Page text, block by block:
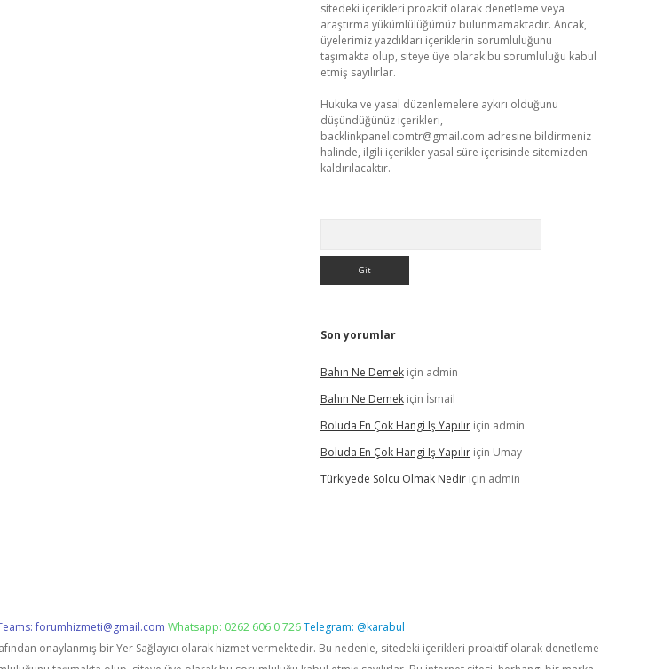
sitedeki içerikleri proaktif olarak denetleme veya
araştırma yükümlülüğümüz bulunmamaktadır. Ancak,
üyelerimiz yazdıkları içeriklerin sorumluluğunu
taşımakta olup, siteye üye olarak bu sorumluluğu kabul
etmiş sayılırlar.
Hukuka ve yasal düzenlemelere aykırı olduğunu
düşündüğünüz içerikleri,
backlinkpanelicomtr@gmail.com adresine bildirmeniz
halinde, ilgili içerikler yasal süre içerisinde sitemizden
kaldırılacaktır.
Son yorumlar
Bahın Ne Demekiçin admin
Bahın Ne Demekiçin İsmail
Boluda En Çok Hangi Iş Yapılıriçin admin
Boluda En Çok Hangi Iş Yapılıriçin Umay
Türkiyede Solcu Olmak Nediriçin admin
forumhizmeti@gmail.com Whatsapp: 0262 606 0 726Telegram: @karabul
onaylanmış bir Yer Sağlayıcı olarak hizmet vermektedir. Bu nedenle, sitedeki içerikleri proaktif olarak denetleme